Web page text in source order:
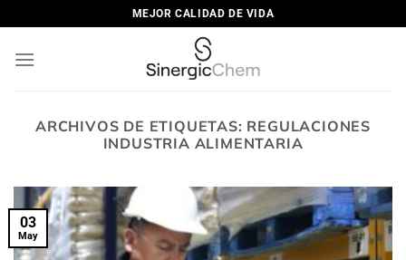
al
contenido
MEJOR CALIDAD DE VIDA
ARCHIVOS DE ETIQUETAS: REGULACIONES
INDUSTRIA ALIMENTARIA
03
May